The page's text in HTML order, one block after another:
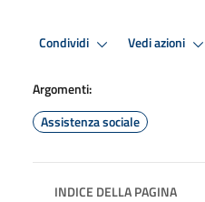
Condividi Vedi azioni
Argomenti:
Assistenza sociale
INDICE DELLA PAGINA